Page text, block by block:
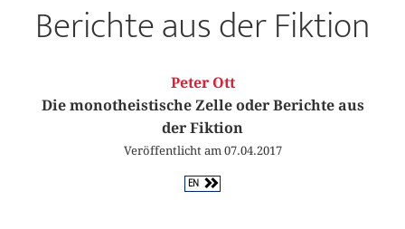
Berichte aus der Fiktion
Peter Ott
Die monotheistische Zelle oder Berichte aus
der Fiktion
Veröffentlicht am 07.04.2017
EN